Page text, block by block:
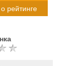
рейтинге